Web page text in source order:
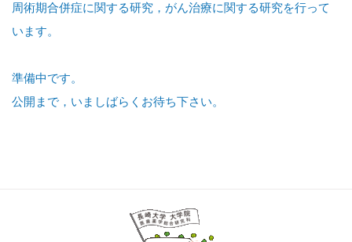
周術期合併症に関する研究，がん治療に関する研究を行って
います。
準備中です。
公開まで，いましばらくお待ち下さい。